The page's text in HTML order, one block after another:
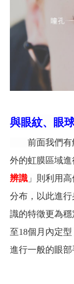
與眼紋、眼
前面我們有
外的虹膜區域進
辨識 」則利用
分布，以此進
識的特徵更為
至18個月內定
進行一般的眼部